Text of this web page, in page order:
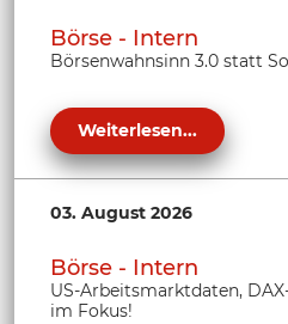
Börse - Intern
Börsenwahnsinn 3.0 statt
Weiterlesen...
03. August 2026
Börse - Intern
US-Arbeitsmarktdaten,
im Fokus!